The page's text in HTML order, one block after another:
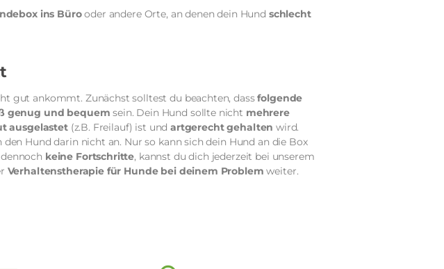
ins Bürooder andere Orte, an denen dein Hund schlecht
gut ankommt. Zunächst solltest du beachten, dassfolgende
genug und bequem sein. Dein Hund sollte nicht mehrere
ausgelastet(z.B. Freilauf) ist undartgerecht gehalten wird.
Hund darin nicht an. Nur so kann sich dein Hund an die Box
keine Fortschritte, kannst du dich jederzeit bei unserem
Verhaltenstherapie für Hunde bei deinem Problem weiter.